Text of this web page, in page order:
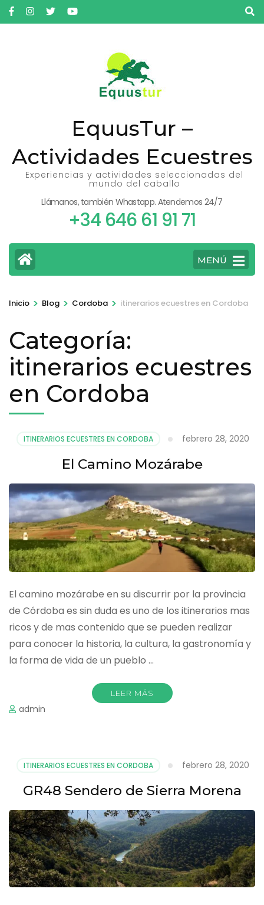
Saltar
al
EquusTur –
Actividades Ecuestres
Experiencias y actividades seleccionadas del
mundo del caballo
Llámanos, también Whastapp. Atendemos 24/7
+34 646 61 91 71
MENÚ
Inicio > Blog > Cordoba > itinerarios ecuestres en Cordoba
Categoría:
itinerarios ecuestres
en Cordoba
ITINERARIOS ECUESTRES EN CORDOBA febrero 28, 2020
El Camino Mozárabe
El camino mozárabe en su discurrir por la provincia
de Córdoba es sin duda es uno de los itinerarios mas
ricos y de mas contenido que se pueden realizar
para conocer la historia, la cultura, la gastronomía y
la forma de vida de un pueblo …
LEER MÁS
admin
ITINERARIOS ECUESTRES EN CORDOBA febrero 28, 2020
GR48 Sendero de Sierra Morena